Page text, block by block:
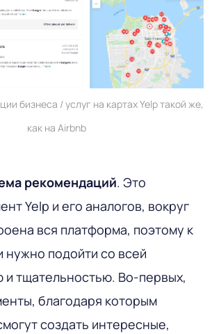
бизнеса / услуг на картах Yelp такой же,
как на Airbnb
рекомендаций. Это
Yelp и его аналогов, вокруг
вся платформа, поэтому к
нужно подойти со всей
и тщательностью. Во-первых,
благодаря которым
создать интересные,